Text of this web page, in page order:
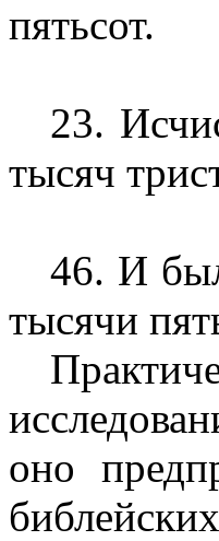
пятьсот.
23.
тысяч
46. И
тысячи
оно